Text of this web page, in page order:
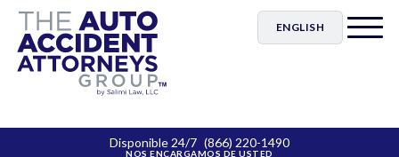
ENGLISH
Disponible 24/7 (866) 220-1490